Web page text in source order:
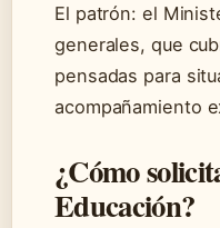
El patrón: el
generales, que
pensadas para
acompañamiento
¿Cómo
Educación?